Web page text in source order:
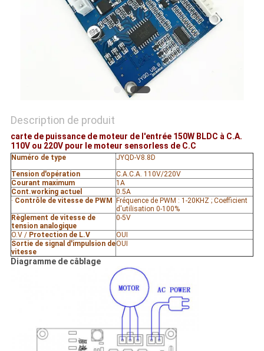
SOUMISSION
POLITIQUE
DE
CONFIDENTIALITÉ
Description de produit
carte de puissance de moteur de l'entrée 150W BLDC à C.A.
110V ou 220V pour le moteur sensorless de C.C
Numéro de type
JYQD-V8.8D
Tension d'opération
C.A.C.A. 110V/220V
Courant maximum
1A
Cont.working actuel
0.5A
· Contrôle de vitesse de PWM
Fréquence de PWM : 1-20KHZ ; Coefficient
d'utilisation 0-100%
Règlement de vitesse de
tension analogique
0-5V
O.V / Protection de L.V
OUI
Sortie de signal d'impulsion de
vitesse
OUI
Diagramme de câblage